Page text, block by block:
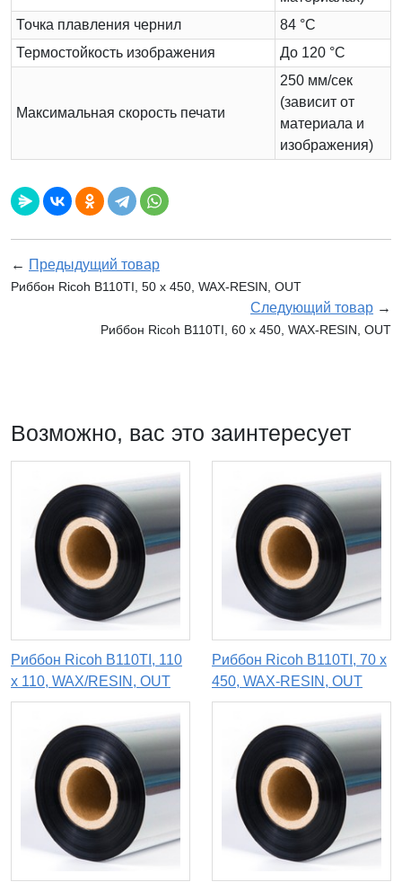
Точка плавления чернил
84 °C
Термостойкость изображения
До 120 °C
Максимальная скорость печати
250 мм/сек
(зависит от
материала и
изображения)
← Предыдущий товар
Риббон Ricoh B110TI, 50 х 450, WAX-RESIN, OUT
Следующий товар →
Риббон Ricoh B110TI, 60 х 450, WAX-RESIN, OUT
Возможно, вас это заинтересует
Риббон Ricoh B110TI, 110
x 110, WAX/RESIN, OUT
Риббон Ricoh B110TI, 70 х
450, WAX-RESIN, OUT